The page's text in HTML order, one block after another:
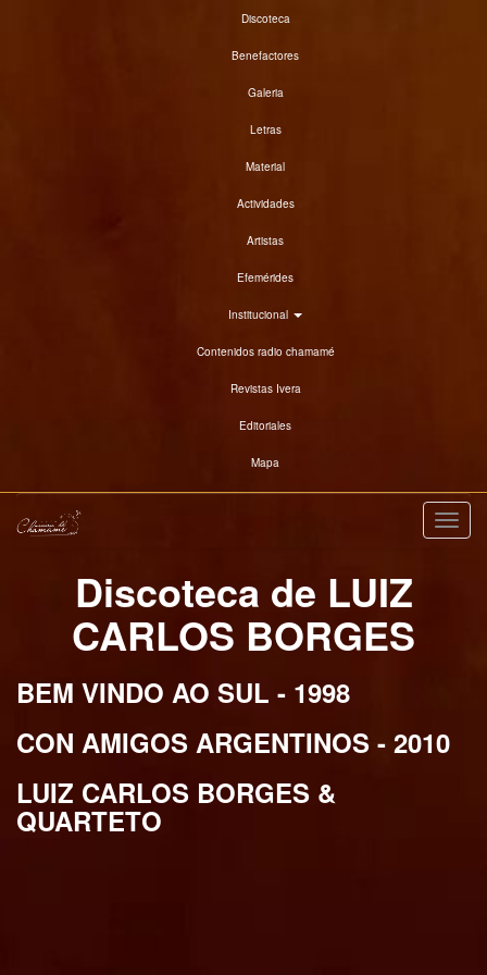
Discoteca
Benefactores
Galeria
Letras
Material
Actividades
Artistas
Efemérides
Institucional
Contenidos radio chamamé
Revistas Ivera
Editoriales
Mapa
Discoteca de LUIZ
CARLOS BORGES
BEM VINDO AO SUL - 1998
CON AMIGOS ARGENTINOS - 2010
LUIZ CARLOS BORGES &
QUARTETO